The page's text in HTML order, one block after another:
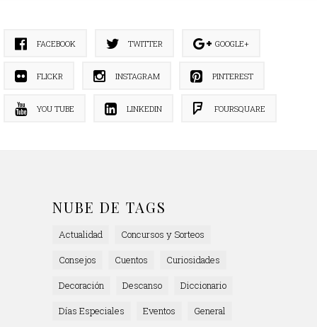
FACEBOOK TWITTER GOOGLE+
FLICKR INSTAGRAM PINTEREST
YOU TUBE LINKEDIN FOURSQUARE
NUBE DE TAGS
Actualidad
Concursos y Sorteos
Consejos
Cuentos
Curiosidades
Decoración
Descanso
Diccionario
Días Especiales
Eventos
General